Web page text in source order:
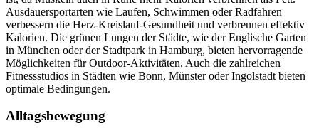
Ausdauersportarten wie Laufen, Schwimmen oder Radfahren
verbessern die Herz-Kreislauf-Gesundheit und verbrennen effektiv
Kalorien. Die grünen Lungen der Städte, wie der Englische Garten
in München oder der Stadtpark in Hamburg, bieten hervorragende
Möglichkeiten für Outdoor-Aktivitäten. Auch die zahlreichen
Fitnessstudios in Städten wie Bonn, Münster oder Ingolstadt bieten
optimale Bedingungen.
Alltagsbewegung